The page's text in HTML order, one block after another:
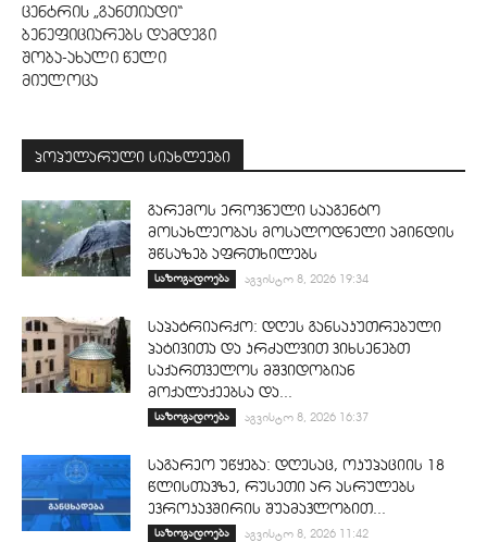
ცენტრის „განთიადი“
ბენეფიციარებს დამდეგი
შობა-ახალი წელი
მიულოცა
პოპულარული სიახლეები
გარემოს ეროვნული სააგენტო
მოსახლეობას მოსალოდნელი ამინდის
შწსაზებ აფრთხილებს
საზოგადოება აგვისტო 8, 2026 19:34
საპატრიარქო: დღეს განსაკუთრებული
პატივითა და კრძალვით ვიხსენებთ
საქართველოს მშვიდობიან
მოქალაქეებსა და...
საზოგადოება აგვისტო 8, 2026 16:37
საგარეო უწყება: დღესაც, ოკუპაციის 18
წლისთავზე, რუსეთი არ ასრულებს
ევროკავშირის შუამავლობით...
საზოგადოება აგვისტო 8, 2026 11:42